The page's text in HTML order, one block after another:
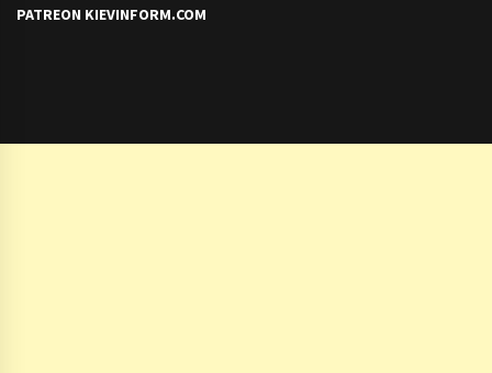
PATREON KIEVINFORM.COM